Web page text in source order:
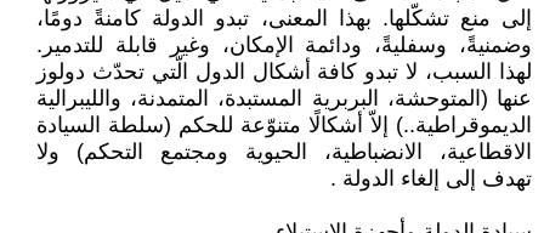
إلى منع تشكّلها. بهذا المعنى، تبدو ‏الدولة كامنةً دومًا،
وضمنيةً، وسفليةً، ودائمة ‏الإمكان، وغير قابلة للتدمير.
لهذا السبب، لا ‏تبدو كافة أشكال الدول الّتي تحدّث دولوز
عنها ‏‏(المتوحشة، البربرية المستبدة، المتمدنة، والليبرالية
‏الديموقراطية..) إلاّ أشكالًا متنوّعة للحكم (سلطة ‏السيادة
الاقطاعية، الانضباطية، الحيوية ومجتمع ‏التحكم) ولا
تهدف إلى إلغاء الدولة ‏.‏